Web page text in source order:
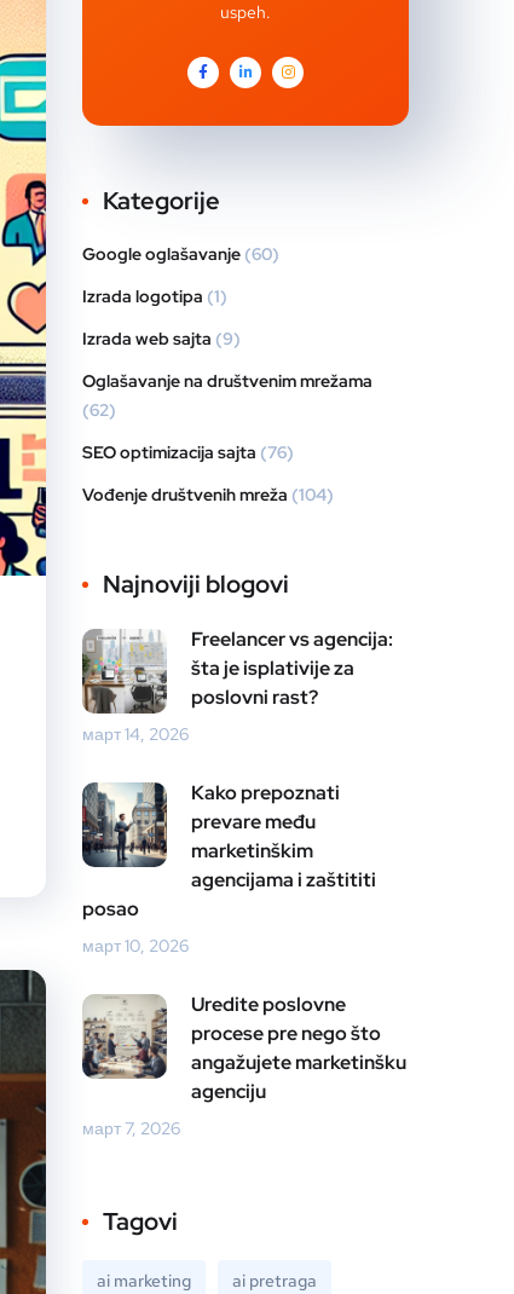
uspeh.
Kategorije
Google oglašavanje (60)
Izrada logotipa (1)
Izrada web sajta (9)
Oglašavanje na društvenim mrežama
(62)
SEO optimizacija sajta (76)
Vođenje društvenih mreža (104)
Najnoviji blogovi
Freelancer vs agencija:
šta je isplativije za
poslovni rast?
март 14, 2026
Kako prepoznati
prevare među
marketinškim
agencijama i zaštititi
posao
март 10, 2026
Uredite poslovne
procese pre nego što
angažujete marketinšku
agenciju
март 7, 2026
Tagovi
ai marketing ai pretraga